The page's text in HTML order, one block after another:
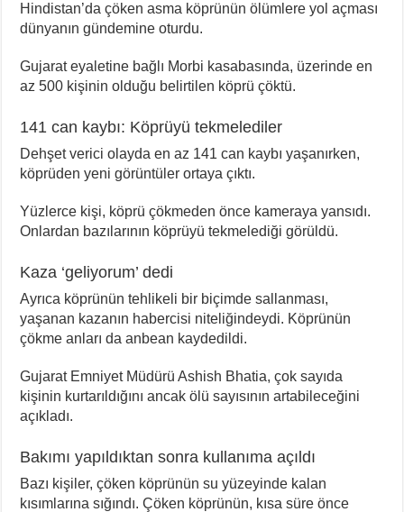
Hindistan’da çöken asma köprünün ölümlere yol açması
dünyanın gündemine oturdu.
Gujarat eyaletine bağlı Morbi kasabasında, üzerinde en
az 500 kişinin olduğu belirtilen köprü çöktü.
141 can kaybı: Köprüyü tekmelediler
Dehşet verici olayda en az 141 can kaybı yaşanırken,
köprüden yeni görüntüler ortaya çıktı.
Yüzlerce kişi, köprü çökmeden önce kameraya yansıdı.
Onlardan bazılarının köprüyü tekmelediği görüldü.
Kaza ‘geliyorum’ dedi
Ayrıca köprünün tehlikeli bir biçimde sallanması,
yaşanan kazanın habercisi niteliğindeydi. Köprünün
çökme anları da anbean kaydedildi.
Gujarat Emniyet Müdürü Ashish Bhatia, çok sayıda
kişinin kurtarıldığını ancak ölü sayısının artabileceğini
açıkladı.
Bakımı yapıldıktan sonra kullanıma açıldı
Bazı kişiler, çöken köprünün su yüzeyinde kalan
kısımlarına sığındı. Çöken köprünün, kısa süre önce